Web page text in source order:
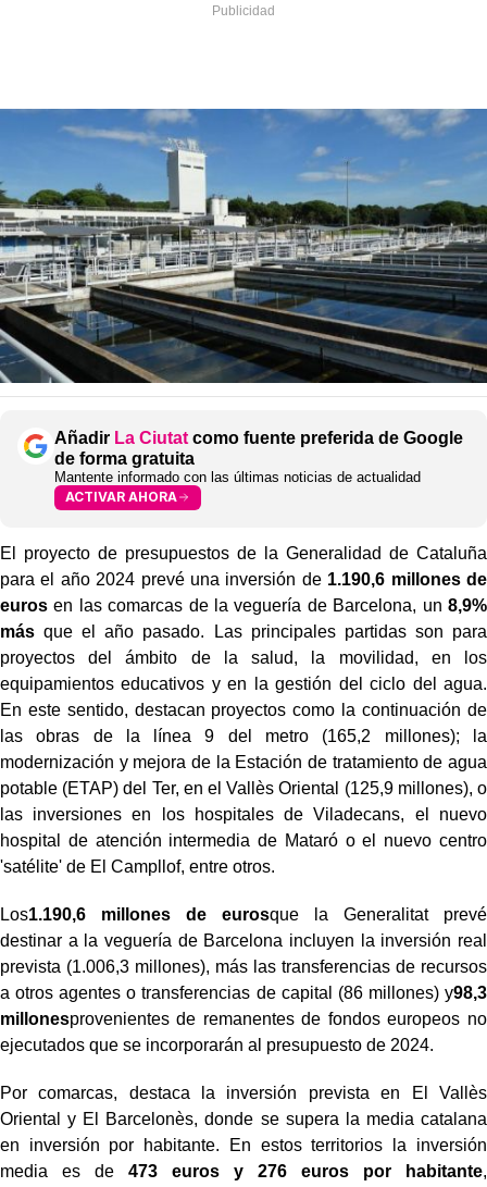
Añadir La Ciutat como fuente preferida de Google
de forma gratuita
Mantente informado con las últimas noticias de actualidad
ACTIVAR AHORA
El proyecto de presupuestos de la Generalidad de Cataluña
para el año 2024 prevé una inversión de 1.190,6 millones de
euros en las comarcas de la veguería de Barcelona, un 8,9%
más que el año pasado. Las principales partidas son para
proyectos del ámbito de la salud, la movilidad, en los
equipamientos educativos y en la gestión del ciclo del agua.
En este sentido, destacan proyectos como la continuación de
las obras de la línea 9 del metro (165,2 millones); la
modernización y mejora de la Estación de tratamiento de agua
potable (ETAP) del Ter, en el Vallès Oriental (125,9 millones), o
las inversiones en los hospitales de Viladecans, el nuevo
hospital de atención intermedia de Mataró o el nuevo centro
'satélite' de El Campllof, entre otros.
Los1.190,6 millones de eurosque la Generalitat prevé
destinar a la veguería de Barcelona incluyen la inversión real
prevista (1.006,3 millones), más las transferencias de recursos
a otros agentes o transferencias de capital (86 millones) y98,3
millonesprovenientes de remanentes de fondos europeos no
ejecutados que se incorporarán al presupuesto de 2024.
Por comarcas, destaca la inversión prevista en El Vallès
Oriental y El Barcelonès, donde se supera la media catalana
en inversión por habitante. En estos territorios la inversión
media es de 473 euros y 276 euros por habitante,